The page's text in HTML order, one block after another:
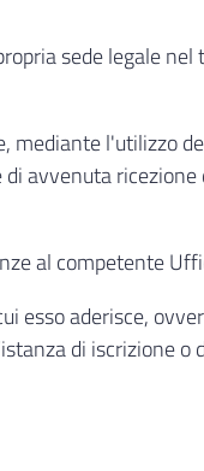
sede legale
l'utilizzo
avvenuta
al competente
esso aderisce,
di iscrizione